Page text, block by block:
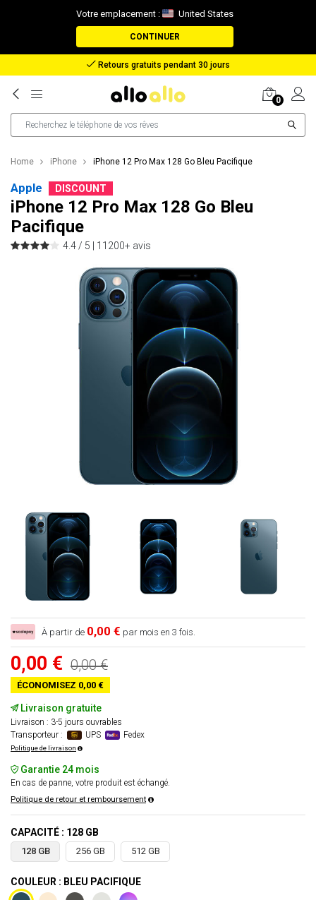
Votre emplacement : United States
CONTINUER
Remboursement en cas de perte de colis
0
Home iPhone iPhone 12 Pro Max 128 Go Bleu Pacifique
Apple DISCOUNT
iPhone 12 Pro Max 128 Go Bleu
Pacifique
4.4 / 5 | 11200+ avis
À partir de 0,00 € par mois en 3 fois.
0,00 € 0,00 €
ÉCONOMISEZ 0,00 €
Livraison gratuite
Livraison : 3-5 jours ouvrables
Transporteur :
UPS Fedex
Politique de livraison
Garantie 24 mois
En cas de panne, votre produit est échangé.
Politique de retour et remboursement
CAPACITÉ : 128 GB
128 GB 256 GB 512 GB
COULEUR : BLEU PACIFIQUE